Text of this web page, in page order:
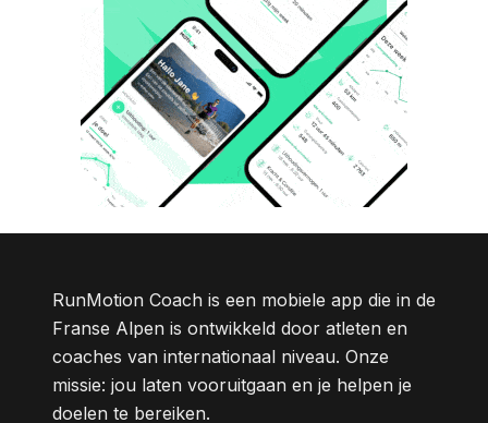
RunMotion Coach is een mobiele app die in de
Franse Alpen is ontwikkeld door atleten en
coaches van internationaal niveau. Onze
missie: jou laten vooruitgaan en je helpen je
doelen te bereiken.